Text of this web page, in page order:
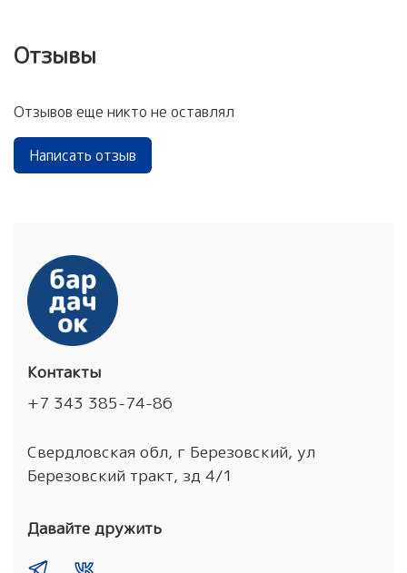
Отзывы
Отзывов еще никто не оставлял
Написать отзыв
Контакты
+7 343 385-74-86
Свердловская обл, г Березовский, ул
Березовский тракт, зд 4/1
Давайте дружить